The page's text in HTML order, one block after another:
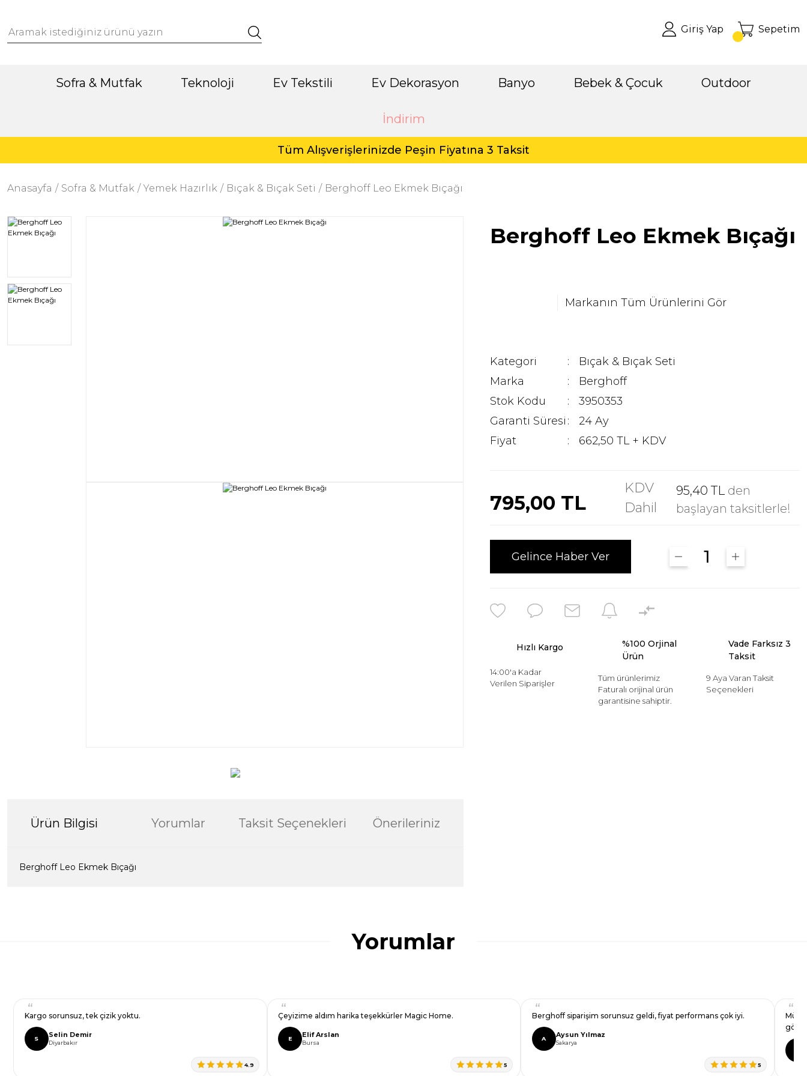
Giriş Yap Sepetim
Sofra & Mutfak Teknoloji Ev Tekstili Ev Dekorasyon Banyo Bebek & Çocuk Outdoor
İndirim
Tüm Alışverişlerinizde Peşin Fiyatına 3 Taksit
Anasayfa Sofra & Mutfak Yemek Hazırlık Bıçak & Bıçak Seti Berghoff Leo Ekmek Bıçağı
Ürün Bilgisi Yorumlar Taksit Seçenekleri Önerileriniz
Berghoff Leo Ekmek Bıçağı
Bu ürüne benzer farklı alternatifler olmalı.
Berghoff Leo Ekmek Bıçağı
Markanın Tüm Ürünlerini Gör
Kategori
Bıçak & Bıçak Seti
Marka
Berghoff
Stok Kodu
3950353
Garanti Süresi
24 Ay
Fiyat
662,50 TL + KDV
795,00 TL
KDV
Dahil
95,40 TL den
başlayan taksitlerle!
Gelince Haber Ver
Hızlı Kargo
14:00'a Kadar
Verilen Siparişler
%100 Orjinal
Ürün
Tüm ürünlerimiz
Faturalı orijinal ürün
garantisine sahiptir.
Vade Farksız 3
Taksit
9 Aya Varan Taksit
Seçenekleri
Yorumlar
Kargo sorunsuz, tek çizik yoktu.
S Selin Demir
Diyarbakır
4.9
Çeyizime aldım harika teşekkürler Magic Home.
E Elif Arslan
Bursa
5
Berghoff siparişim sorunsuz geldi, fiyat performans çok iyi.
A Aysun Yılmaz
Sakarya
5